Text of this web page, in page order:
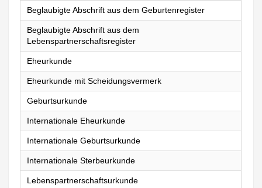
Beglaubigte Abschrift aus dem Geburtenregister
Beglaubigte Abschrift aus dem
Lebenspartnerschaftsregister
Eheurkunde
Eheurkunde mit Scheidungsvermerk
Geburtsurkunde
Internationale Eheurkunde
Internationale Geburtsurkunde
Internationale Sterbeurkunde
Lebenspartnerschaftsurkunde